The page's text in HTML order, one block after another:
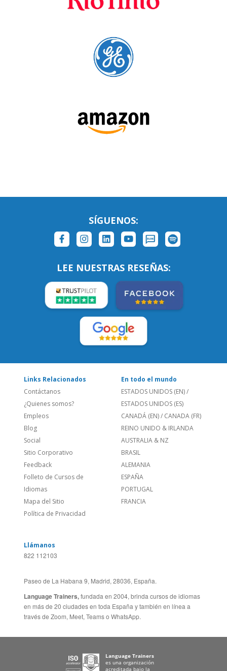
Contáctanos
¿Quienes somos?
Empleos
Blog
Social
Sitio Corporativo
Feedback
Folleto de Cursos de
Idiomas
Mapa del Sitio
Política de Privacidad
ESTADOS UNIDOS (EN)
ESTADOS UNIDOS (ES)
CANADÁ (EN)/CANADA (FR)
REINO UNIDO & IRLANDA
AUSTRALIA & NZ
BRASIL
ALEMANIA
ESPAÑA
PORTUGAL
FRANCIA
822 112103
Language Trainers,fundada en 2004, brinda cursos de idiomas
en más de 20 ciudades en toda España y también en línea a
través de Zoom, Meet, Teams o WhatsApp.